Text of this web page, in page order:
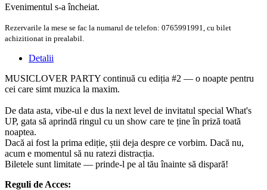
Evenimentul s-a încheiat.
Rezervarile la mese se fac la numarul de telefon: 0765991991, cu bilet
achizitionat in prealabil.
Detalii
MUSICLOVER PARTY continuă cu ediția #2 — o noapte pentru
cei care simt muzica la maxim.
De data asta, vibe-ul e dus la next level de invitatul special What's
UP, gata să aprindă ringul cu un show care te ține în priză toată
noaptea.
Dacă ai fost la prima ediție, știi deja despre ce vorbim. Dacă nu,
acum e momentul să nu ratezi distracția.
Biletele sunt limitate — prinde-l pe al tău înainte să dispară!
Reguli de Acces: